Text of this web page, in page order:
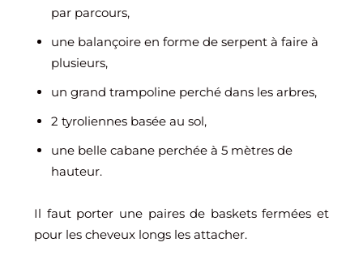
par parcours,
une balançoire en forme de serpent à faire à
plusieurs,
un grand trampoline perché dans les arbres,
2 tyroliennes basée au sol,
une belle cabane perchée à 5 mètres de
hauteur.
Il faut porter une paires de baskets fermées et
pour les cheveux longs les attacher.